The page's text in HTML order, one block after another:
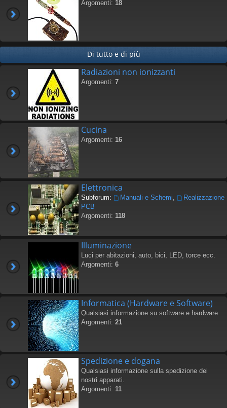
Argomenti: 18
Di tutto e di più
Radiazioni non ionizzanti
Argomenti: 7
Cucina
Argomenti: 16
Elettronica
Subforum: Manuali e Schemi,
Realizzazione
PCB
Argomenti: 118
Illuminazione
Luci per abitazioni, auto, bici, LED, torce ecc.
Argomenti: 6
Informatica (Hardware e Software)
Qualsiasi informazione su software e hardware.
Argomenti: 21
Spedizione e dogana
Qualsiasi informazione sulla spedizione dei
nostri apparati.
Argomenti: 11